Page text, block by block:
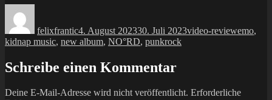
felixfrantic4. August 202330. Juli 2023video-reviewemo,
kidnap music, new album, NO°RD, punkrock
Schreibe einen Kommentar
Deine E-Mail-Adresse wird nicht veröffentlicht. Erforderliche